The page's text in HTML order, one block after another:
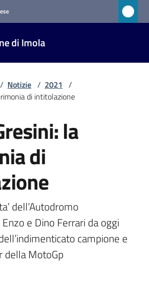
di Imola
/ Notizie / 2021 /
di intitolazione
la
di
dell’Autodromo
e Dino Ferrari da oggi
campione e
della MotoGp